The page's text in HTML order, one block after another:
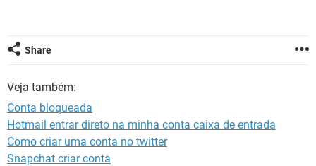
Share
Veja também:
Conta bloqueada
Hotmail entrar direto na minha conta caixa de entrada
Como criar uma conta no twitter
Snapchat criar conta